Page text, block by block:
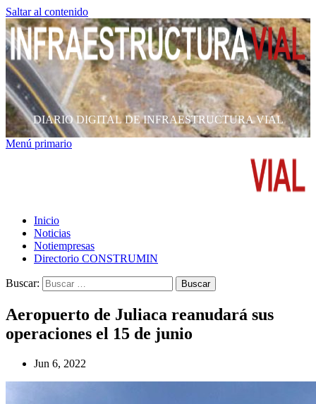
Saltar al contenido
DIARIO DIGITAL DE INFRAESTRUCTURA VIAL
Menú primario
Inicio
Noticias
Notiempresas
Directorio CONSTRUMIN
Buscar:
Aeropuerto de Juliaca reanudará sus
operaciones el 15 de junio
Jun 6, 2022